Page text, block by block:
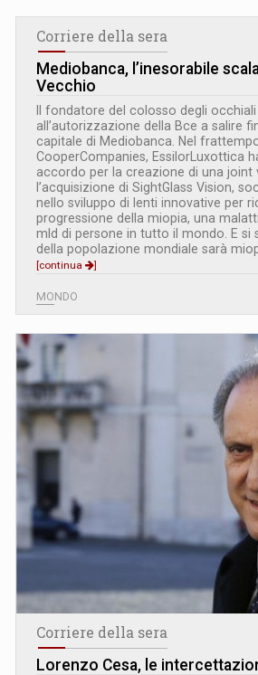
Corriere della sera
Mediobanca, l’inesorabile
Vecchio
Il fondatore del colosso degli
all’autorizzazione della Bce a salire
capitale di Mediobanca. Nel
CooperCompanies, EssilorLuxottica
accordo per la creazione di una joint
l’acquisizione di SightGlass Vision,
nello sviluppo di lenti innovative per
progressione della miopia, una
mld di persone in tutto il mondo. E si
della popolazione mondiale sarà
[continua ]
MONDO
Corriere della sera
Lorenzo Cesa, le